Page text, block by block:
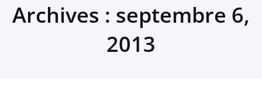
Archives : septembre 6,
2013